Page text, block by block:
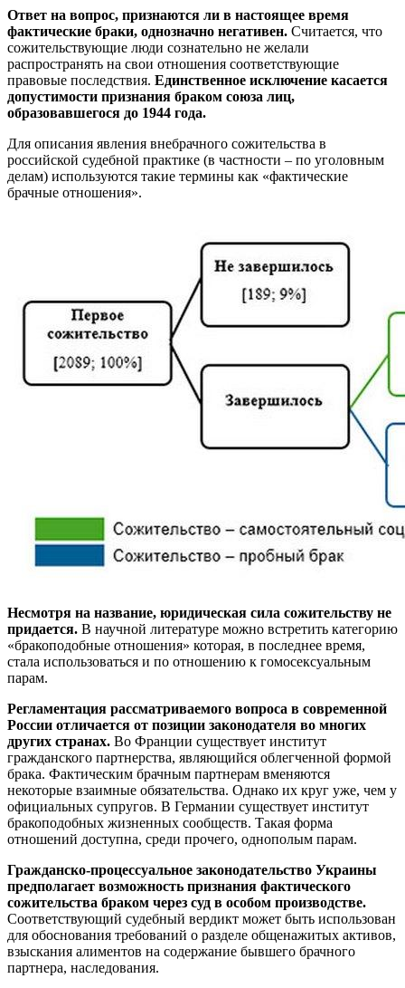
Ответ на вопрос, признаются ли в настоящее время
фактические браки, однозначно негативен. Считается, что
сожительствующие люди сознательно не желали
распространять на свои отношения соответствующие
правовые последствия. Единственное исключение касается
допустимости признания браком союза лиц,
образовавшегося до 1944 года.
Для описания явления внебрачного сожительства в
российской судебной практике (в частности – по уголовным
делам) используются такие термины как «фактические
брачные отношения».
Несмотря на название, юридическая сила сожительству не
придается. В научной литературе можно встретить категорию
«бракоподобные отношения» которая, в последнее время,
стала использоваться и по отношению к гомосексуальным
парам.
Регламентация рассматриваемого вопроса в современной
России отличается от позиции законодателя во многих
других странах. Во Франции существует институт
гражданского партнерства, являющийся облегченной формой
брака. Фактическим брачным партнерам вменяются
некоторые взаимные обязательства. Однако их круг уже, чем у
официальных супругов. В Германии существует институт
бракоподобных жизненных сообществ. Такая форма
отношений доступна, среди прочего, однополым парам.
Гражданско-процессуальное законодательство Украины
предполагает возможность признания фактического
сожительства браком через суд в особом производстве.
Соответствующий судебный вердикт может быть использован
для обоснования требований о разделе общенажитых активов,
взыскания алиментов на содержание бывшего брачного
партнера, наследования.